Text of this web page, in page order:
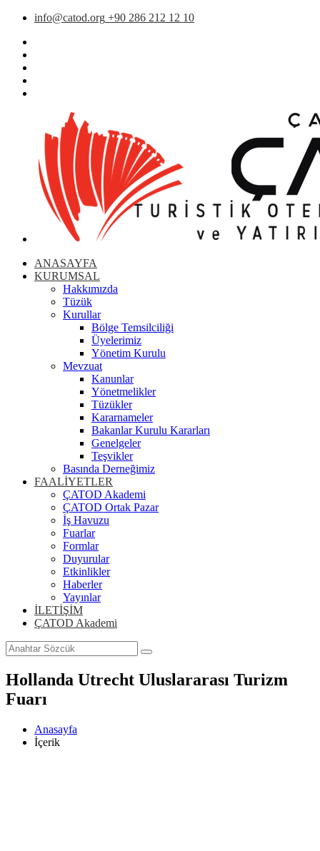
info@catod.org +90 286 212 12 10
ANASAYFA
KURUMSAL
Hakkımızda
Tüzük
Kurullar
Bölge Temsilciliği
Üyelerimiz
Yönetim Kurulu
Mevzuat
Kanunlar
Yönetmelikler
Tüzükler
Kararnameler
Bakanlar Kurulu Kararları
Genelgeler
Teşvikler
Basında Derneğimiz
FAALİYETLER
ÇATOD Akademi
ÇATOD Ortak Pazar
İş Havuzu
Fuarlar
Formlar
Duyurular
Etkinlikler
Haberler
Yayınlar
İLETİŞİM
ÇATOD Akademi
Hollanda Utrecht Uluslararası Turizm
Fuarı
Anasayfa
İçerik